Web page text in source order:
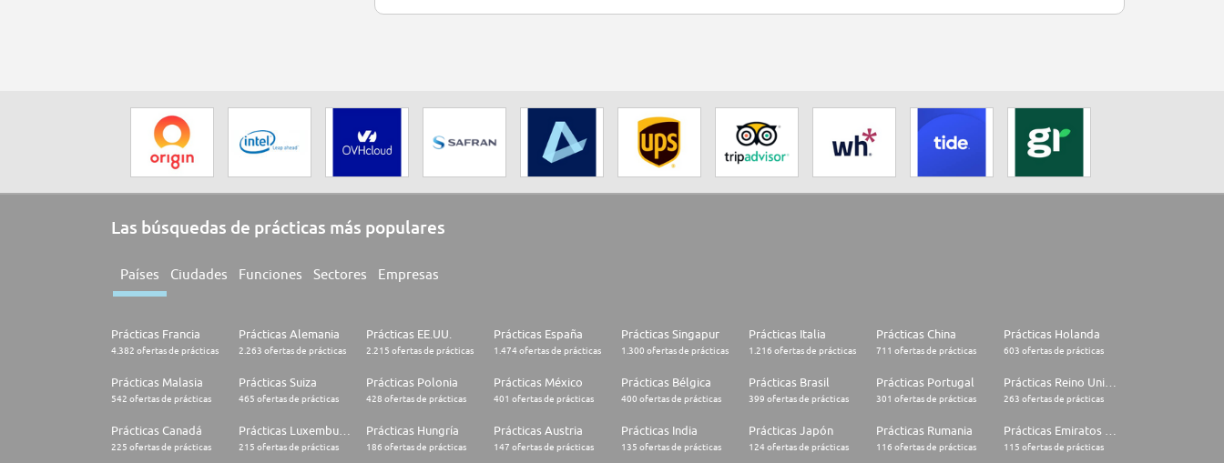
Las búsquedas de prácticas más populares
Países Ciudades Funciones Sectores Empresas
Prácticas Francia
4.382 ofertas de prácticas
Prácticas Alemania
2.263 ofertas de prácticas
Prácticas EE.UU.
2.215 ofertas de prácticas
Prácticas España
1.474 ofertas de prácticas
Prácticas Singapur
1.300 ofertas de prácticas
Prácticas Italia
1.216 ofertas de prácticas
Prácticas China
711 ofertas de prácticas
Prácticas Holanda
603 ofertas de prácticas
Prácticas Malasia
542 ofertas de prácticas
Prácticas Suiza
465 ofertas de prácticas
Prácticas Polonia
428 ofertas de prácticas
Prácticas México
401 ofertas de prácticas
Prácticas Bélgica
400 ofertas de prácticas
Prácticas Brasil
399 ofertas de prácticas
Prácticas Portugal
301 ofertas de prácticas 263 ofertas de prácticas
Prácticas Canadá
225 ofertas de prácticas 215 ofertas de prácticas
Prácticas Hungría
186 ofertas de prácticas
Prácticas Austria
147 ofertas de prácticas
Prácticas India
135 ofertas de prácticas
Prácticas Japón
124 ofertas de prácticas
Prácticas Rumania
116 ofertas de prácticas 115 ofertas de prácticas